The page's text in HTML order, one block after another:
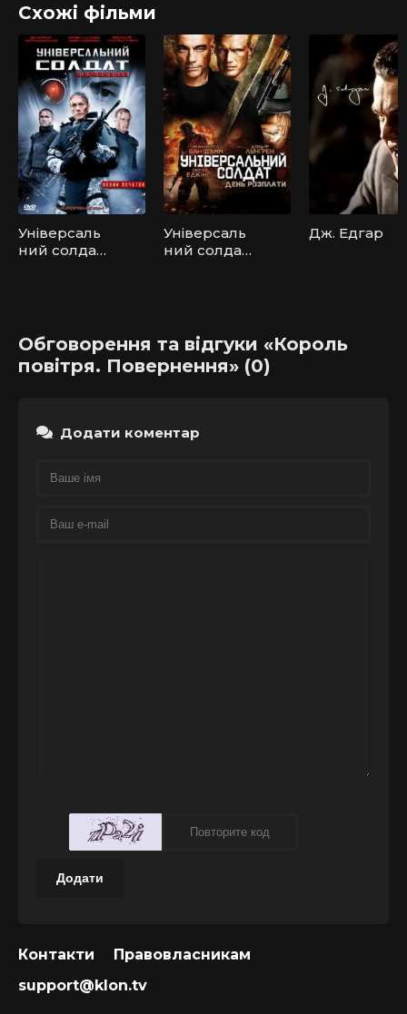
Схожі фільми
Універсаль
ний солдат
Універсаль
ний солдат
Дж. Едгар
Обговорення та відгуки «Король
повітря. Повернення» (0)
Додати коментар
Додати
Контакти
Правовласникам
support@klon.tv